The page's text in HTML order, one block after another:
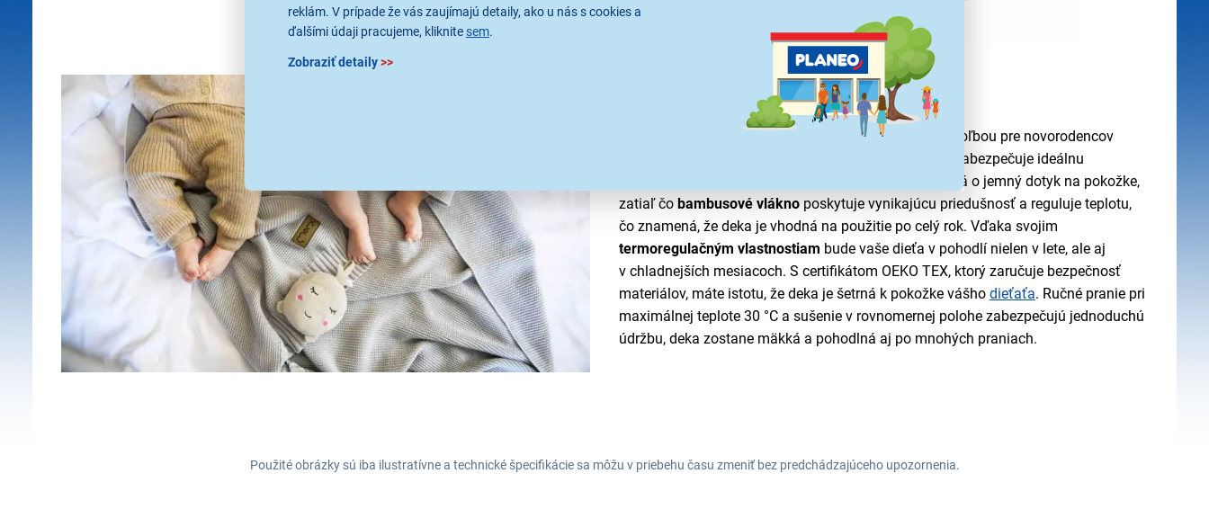
reklám. V prípade že vás zaujímajú detaily, ako u nás s cookies a
ďalšími údaji pracujeme, kliknite sem.
Zobraziť detaily>>
Jemnosť a pohodlie pre vaše dieťa
MoMi HUG Beige je dokonalou voľbou pre novorodencov
a malé deti. Zloženie z 50 % bavlny a 50 % bambusu zabezpečuje ideálnu
sa postará o jemný dotyk na pokožke,
zatiaľ čo bambusové vláknoposkytuje vynikajúcu priedušnosť a reguluje teplotu,
čo znamená, že deka je vhodná na použitie po celý rok. Vďaka svojim
termoregulačným vlastnostiam bude vaše dieťa v pohodlí nielen v lete, ale aj
v chladnejších mesiacoch. S certifikátom OEKO TEX, ktorý zaručuje bezpečnosť
materiálov, máte istotu, že deka je šetrná k pokožke vášho dieťaťa. Ručné pranie pri
maximálnej teplote 30 °C a sušenie v rovnomernej polohe zabezpečujú jednoduchú
údržbu, deka zostane mäkká a pohodlná aj po mnohých praniach.
Použité obrázky sú iba ilustratívne a technické špecifikácie sa môžu v priebehu času zmeniť bez predchádzajúceho upozornenia.